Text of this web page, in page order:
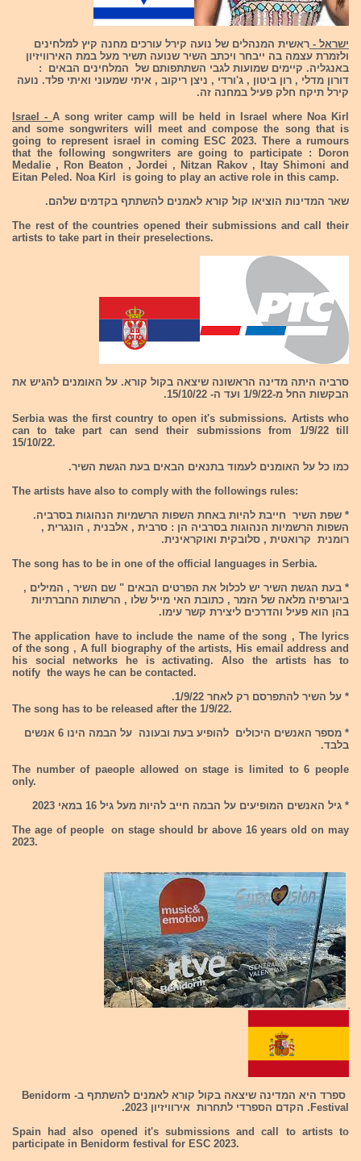
ישראל - ראשית המנהלים של נועה קירל עורכים מחנה קיץ למלחינים
ולזמרת עצמה בה ייבחר ויכתב השיר שנועה תשיר מעל במת האירוויזיון
באנגליה. קיימים שמועות לגבי השתתפותם של המלחינים הבאים :
דורון מדלי , רון ביטון , ג'ורדי , ניצן ריקוב , איתי שמעוני ואיתי פלד. נועה
קירל תיקח חלק פעיל במחנה זה.
Israel - A song writer camp will be held in Israel where Noa Kirl
and some songwriters will meet and compose the song that is
going to represent israel in coming ESC 2023. There a rumours
that the following songwriters are going to participate : Doron
Medalie , Ron Beaton , Jordei , Nitzan Rakov , Itay Shimoni and
Eitan Peled. Noa Kirl is going to play an active role in this camp.
שאר המדינות הוציאו קול קורא לאמנים להשתתף בקדמים שלהם.
The rest of the countries opened their submissions and call their
artists to take part in their preselections.
סרביה היתה מדינה הראשונה שיצאה בקול קורא. על האומנים להגיש את
הבקשות החל מ-1/9/22 ועד ה- 15/10/22.
Serbia was the first country to open it's submissions. Artists who
can to take part can send their submissions from 1/9/22 till
15/10/22.
כמו כל על האומנים לעמוד בתנאים הבאים בעת הגשת השיר.
The artists have also to comply with the followings rules:
* שפת השיר חייבת להיות באחת השפות הרשמיות הנהוגות בסרביה.
השפות הרשמיות הנהוגות בסרביה הן : סרבית , אלבנית , הונגרית ,
רומנית קרואטית , סלובקית ואוקראינית.
The song has to be in one of the official languages in Serbia.
* בעת הגשת השיר יש לכלול את הפרטים הבאים " שם השיר , המילים ,
ביוגרפיה מלאה של הזמר , כתובת האי מייל שלו , הרשתות החברתיות
בהן הוא פעיל והדרכים ליצירת קשר עימו.
The application have to include the name of the song , The lyrics
of the song , A full biography of the artists, His email address and
his social networks he is activating. Also the artists has to
notify the ways he can be contacted.
* על השיר להתפרסם רק לאחר 1/9/22.
The song has to be released after the 1/9/22.
* מספר האנשים היכולים להופיע בעת ובעונה על הבמה הינו 6 אנשים
בלבד.
The number of paeople allowed on stage is limited to 6 people
only.
* גיל האנשים המופיעים על הבמה חייב להיות מעל גיל 16 במאי 2023
The age of people on stage should br above 16 years old on may
2023.
ספרד היא המדינה שיצאה בקול קורא לאמנים להשתתף ב- Benidorm
Festival. הקדם הספרדי לתחרות אירוויזיון 2023.
Spain had also opened it's submissions and call to artists to
participate in Benidorm festival for ESC 2023.